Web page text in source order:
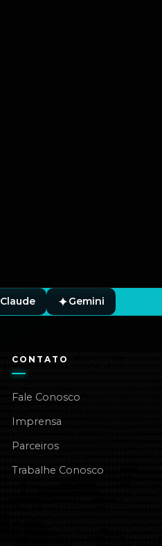
Claude Gemini
CONTATO
Fale Conosco
Imprensa
Parceiros
Trabalhe Conosco